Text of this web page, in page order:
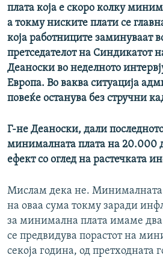
плата која е скоро колку
а токму ниските плати се
која работниците заминуваат
претседателот на Синдикатот
Деаноски во неделното
Европа. Во ваква ситуација
повеќе останува без стручни
Г-не Деаноски, дали
минималната плата на 20.000
ефект со оглед на растечката
Мислам дека не. Минималната
на оваа сума токму заради
за минимална плата имаме
се предвидува порастот на
секоја година, од претходната